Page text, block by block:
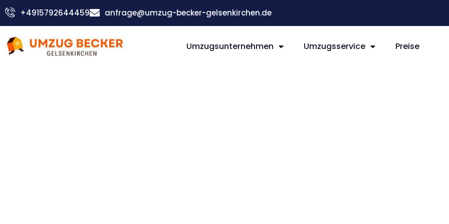
Zum
Inhalt
+4915792644459 anfrage@umzug-becker-gelsenkirchen.de
Umzugsunternehmen Umzugsservice Preise